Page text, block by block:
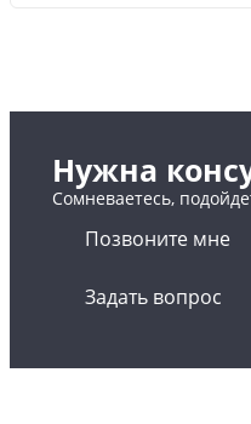
Нужна
Сомневаетесь,
Позвоните мне
Задать вопрос